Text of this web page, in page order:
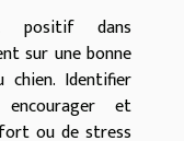
positif dans
sur une bonne
Identifier
et
ou de stress